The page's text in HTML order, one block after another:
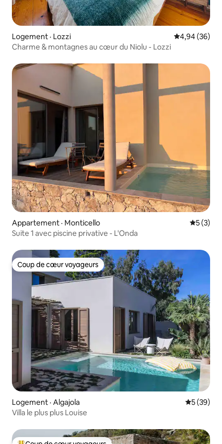
Logement · Lozzi Note
4,94 (36)
Charme & montagnes au cœur du Niolu - Lozzi
Appartement · Monticello Note
5 (3)
Suite 1 avec piscine privative - L'Onda
Coup de cœur voyageurs
Coup de cœur voyageurs
Logement · Algajola Note
5 (39)
Villa le plus plus Louise